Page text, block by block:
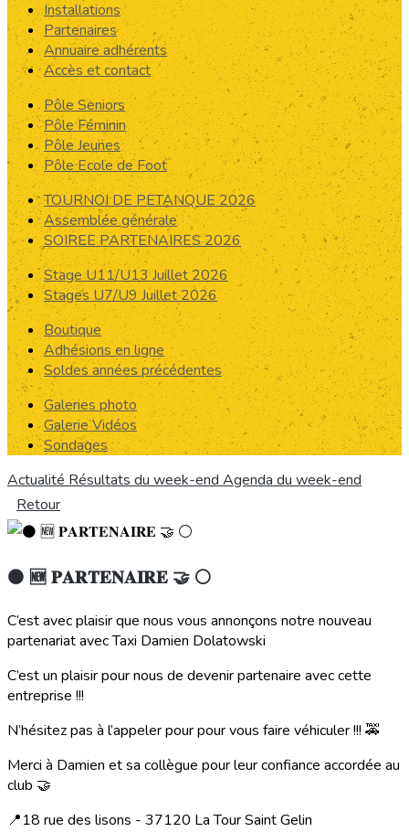
Installations
Partenaires
Annuaire adhérents
Accès et contact
Pôle Seniors
Pôle Féminin
Pôle Jeunes
Pôle Ecole de Foot
TOURNOI DE PETANQUE 2026
Assemblée générale
SOIREE PARTENAIRES 2026
Stage U11/U13 Juillet 2026
Stages U7/U9 Juillet 2026
Boutique
Adhésions en ligne
Soldes années précédentes
Galeries photo
Galerie Vidéos
Sondages
Actualité Résultats du week-end Agenda du week-end
Retour
⚫️ 🆕 𝐏𝐀𝐑𝐓𝐄𝐍𝐀𝐈𝐑𝐄 🤝 ⚪️
C’est avec plaisir que nous vous annonçons notre nouveau
partenariat avec Taxi Damien Dolatowski
C’est un plaisir pour nous de devenir partenaire avec cette
entreprise !!!
N’hésitez pas à l’appeler pour pour vous faire véhiculer !!! 🚕
Merci à Damien et sa collègue pour leur confiance accordée au
club 🤝
📍18 rue des lisons - 37120 La Tour Saint Gelin